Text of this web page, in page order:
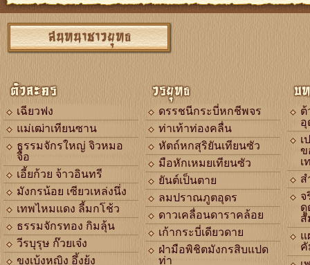
สนทนาชาวยุทธ
ตัวละคร
เฉียวฟง
แม่เฒ่าเทียนซาน
ธรรมจักรใหญ่ จิวหมอ
จื้อ
เอี้ยก้วย จ้าวอินทรี
มังกรน้อย เซียวเหล่งนึ่ง
เทพไหมแดง ลี้มกโช้ว
ธรรมจักรทอง กิมลุ้น
วีรบุรุษ ก๊วยเจ๋ง
ขงเบ้งหญิง อึ้งย้ง
วรยุทธ
ดรรชนีกระบี่หกชีพจร
ท่าเท้าท่องคลื่น
หัตถ์หกสุริยันเทียนซัว
มือหักเหมยเทียนซัว
ยันต์เป็นตาย
ลมปราณภูตอุดร
ดาวเคลื่อนดาราคล้อย
เก้ากระบี่เดียวดาย
ฝ่ามือพิชิตมังกรสิบแปด
ท่า
บ
ต้
อุ
เ
ข
เ
ส
จ
ดู
สั
แ
คั